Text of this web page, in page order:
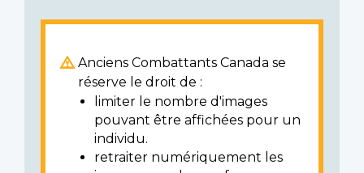
Anciens Combattants Canada se
réserve le droit de :
limiter le nombre d'images
pouvant être affichées pour un
individu.
retraiter numériquement les